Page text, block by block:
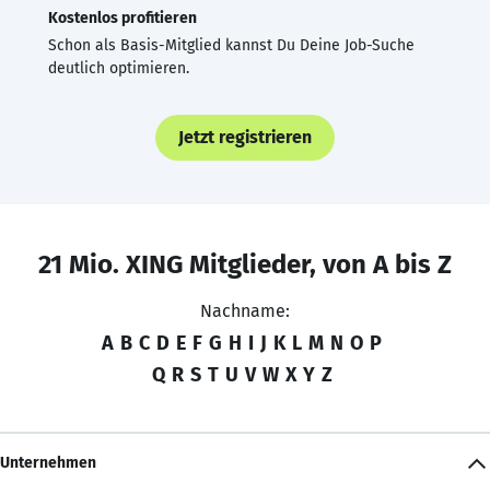
Kostenlos profitieren
Schon als Basis-Mitglied kannst Du Deine Job-Suche
deutlich optimieren.
Jetzt registrieren
21 Mio. XING Mitglieder, von A bis Z
Nachname:
A B C D E F G H I J K L M N O P
Q R S T U V W X Y Z
Unternehmen